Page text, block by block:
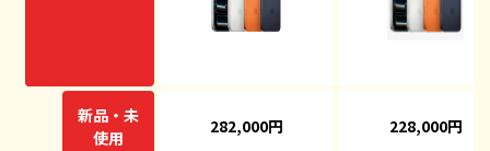
新品・未
使用
282,000円 228,000円